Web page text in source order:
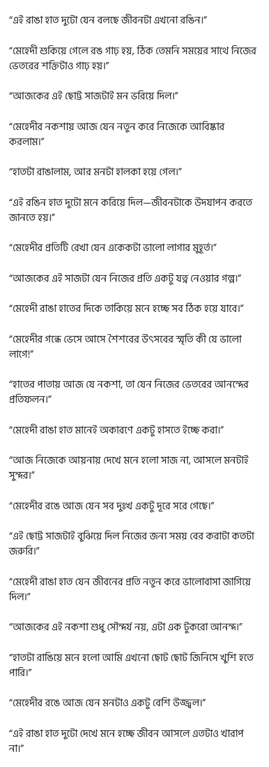
“এই রাঙা হাত দুটো যেন বলছে জীবনটা এখনো রঙিন।”
“মেহেদী শুকিয়ে গেলে রঙ গাঢ় হয়, ঠিক তেমনি সময়ের সাথে নিজের
ভেতরের শক্তিটাও গাঢ় হয়।”
“আজকের এই ছোট্ট সাজটাই মন ভরিয়ে দিল।”
“মেহেদীর নকশায় আজ যেন নতুন করে নিজেকে আবিষ্কার
করলাম।”
“হাতটা রাঙালাম, আর মনটা হালকা হয়ে গেল।”
“এই রঙিন হাত দুটো মনে করিয়ে দিল—জীবনটাকে উদযাপন করতে
জানতে হয়।”
“মেহেদীর প্রতিটি রেখা যেন একেকটা ভালো লাগার মুহূর্ত।”
“আজকের এই সাজটা যেন নিজের প্রতি একটু যত্ন নেওয়ার গল্প।”
“মেহেদী রাঙা হাতের দিকে তাকিয়ে মনে হচ্ছে সব ঠিক হয়ে যাবে।”
“মেহেদীর গন্ধে ভেসে আসে শৈশবের উৎসবের স্মৃতি কী যে ভালো
লাগে!”
“হাতের পাতায় আজ যে নকশা, তা যেন নিজের ভেতরের আনন্দের
প্রতিফলন।”
“মেহেদী রাঙা হাত মানেই অকারণে একটু হাসতে ইচ্ছে করা।”
“আজ নিজেকে আয়নায় দেখে মনে হলো সাজ না, আসলে মনটাই
সুন্দর।”
“মেহেদীর রঙে আজ যেন সব দুঃখ একটু দূরে সরে গেছে।”
“এই ছোট্ট সাজটাই বুঝিয়ে দিল নিজের জন্য সময় বের করাটা কতটা
জরুরি।”
“মেহেদী রাঙা হাত যেন জীবনের প্রতি নতুন করে ভালোবাসা জাগিয়ে
দিল।”
“আজকের এই নকশা শুধু সৌন্দর্য নয়, এটা এক টুকরো আনন্দ।”
“হাতটা রাঙিয়ে মনে হলো আমি এখনো ছোট ছোট জিনিসে খুশি হতে
পারি।”
“মেহেদীর রঙে আজ যেন মনটাও একটু বেশি উজ্জ্বল।”
“এই রাঙা হাত দুটো দেখে মনে হচ্ছে জীবন আসলে এতটাও খারাপ
না।”